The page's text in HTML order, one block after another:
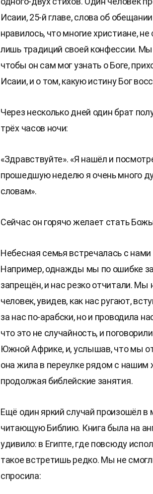
Исаии, 25-й главе, слова об
нравилось, что многие христиане,
лишь традиций своей конфессии.
чтобы он сам мог узнать о Боге,
Исаии, и о том, какую истину Бог
Через несколько дней один брат
трёх часов ночи:
«Здравствуйте». «Я нашёл и
прошедшую неделю я очень много
словам».
Сейчас он горячо желает стать
Небесная семья встречалась с
Например, однажды мы по ошибке
запрещён, и нас резко отчитали. Мы
человек, увидев, как нас ругают,
за нас по-арабски, но и проводила
что это не случайность, и
Южной Африке, и, услышав, что мы
она жила в переулке рядом с нашим
продолжая библейские занятия.
Ещё один яркий случай произошёл
читающую Библию. Книга была на
удивило: в Египте, где повсюду
такое встретишь редко. Мы не
спросила: